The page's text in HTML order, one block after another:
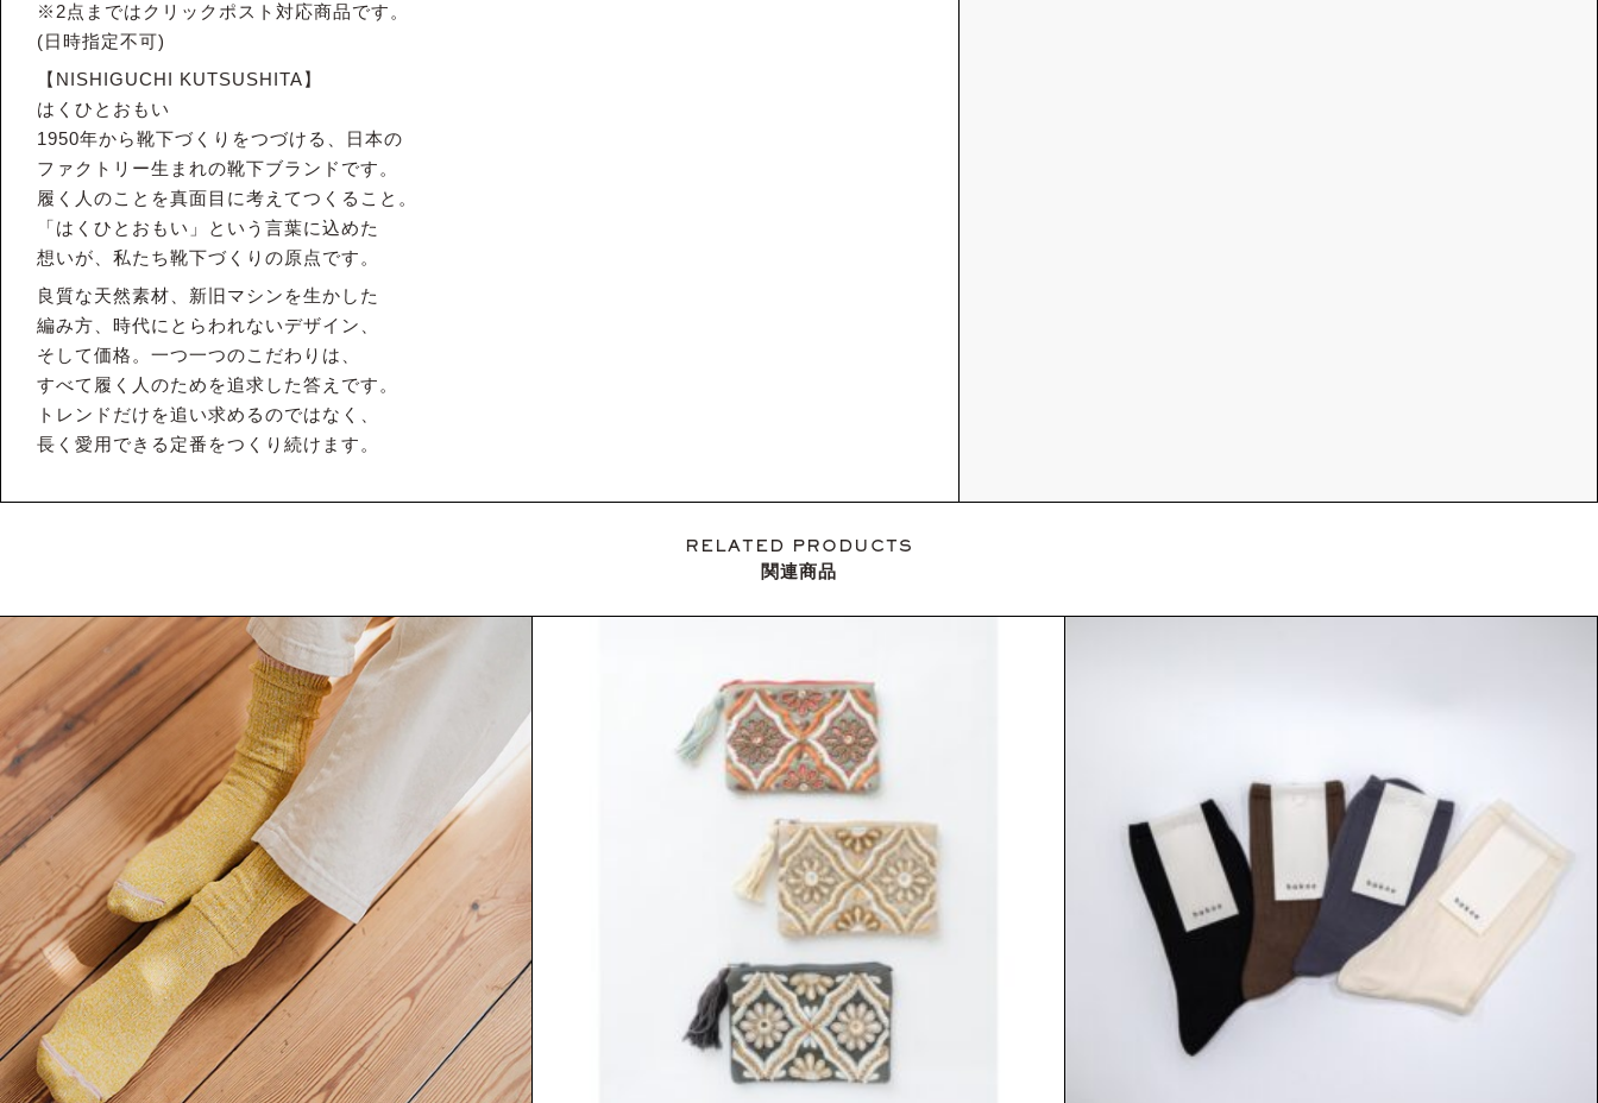
※2点まではクリックポスト対応商品です。
(日時指定不可)
【NISHIGUCHI KUTSUSHITA】
はくひとおもい
1950年から靴下づくりをつづける、日本の
ファクトリー生まれの靴下ブランドです。
履く人のことを真面目に考えてつくること。
「はくひとおもい」という言葉に込めた
想いが、私たち靴下づくりの原点です。
良質な天然素材、新旧マシンを生かした
編み方、時代にとらわれないデザイン、
そして価格。一つ一つのこだわりは、
すべて履く人のためを追求した答えです。
トレンドだけを追い求めるのではなく、
長く愛用できる定番をつくり続けます。
RELATED PRODUCTS
関連商品